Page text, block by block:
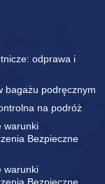
odprawa i
bagażu podręcznym
na podróż
warunki
Bezpieczne
warunki